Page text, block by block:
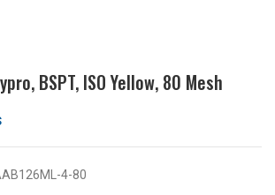
BSPT, ISO Yellow, 80 Mesh
4-80